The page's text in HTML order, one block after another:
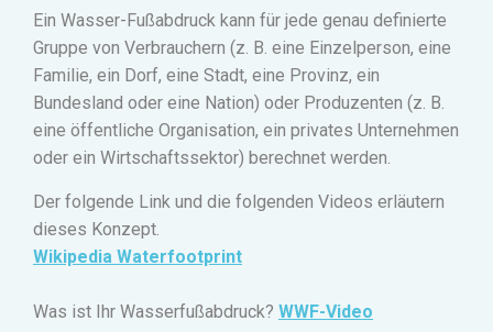
Ein Wasser-Fußabdruck kann für jede genau definierte
Gruppe von Verbrauchern (z. B. eine Einzelperson, eine
Familie, ein Dorf, eine Stadt, eine Provinz, ein
Bundesland oder eine Nation) oder Produzenten (z. B.
eine öffentliche Organisation, ein privates Unternehmen
oder ein Wirtschaftssektor) berechnet werden.
Der folgende Link und die folgenden Videos erläutern
dieses Konzept.
Wikipedia Waterfootprint
Was ist Ihr Wasserfußabdruck? WWF-Video